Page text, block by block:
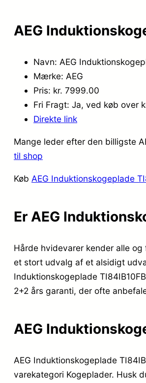
AEG
Navn: AEG
Mærke: AEG
Pris: kr. 7999.00
Fri Fragt: Ja, ved køb over
Direkte link
Mange leder efter den billigste
til shop
Køb AEG Induktionskogeplade
Er AEG
Hårde hvidevarer kender alle
et stort udvalg af et alsidigt
Induktionskogeplade
2+2 års garanti, der ofte
AEG
AEG Induktionskogeplade
varekategori Kogeplader. Husk